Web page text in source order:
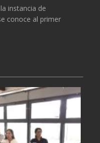
instancia de
conoce al primer